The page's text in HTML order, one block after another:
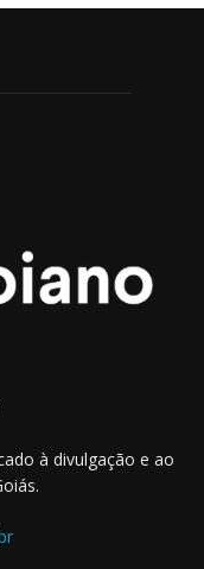
à divulgação e ao